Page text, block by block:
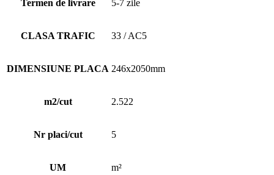
Termen de livrare 5-7 zile
CLASA TRAFIC 33 / AC5
DIMENSIUNE PLACA 246x2050mm
m2/cut 2.522
Nr placi/cut 5
UM m²